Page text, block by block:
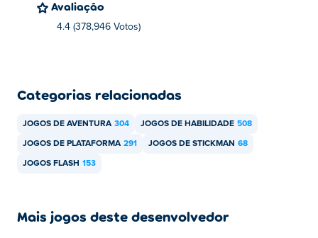
Avaliação
4.4 (378,946 Votos)
Categorias relacionadas
JOGOS DE AVENTURA 304 JOGOS DE HABILIDADE 508
JOGOS DE PLATAFORMA 291 JOGOS DE STICKMAN 68
JOGOS FLASH 153
Mais jogos deste desenvolvedor